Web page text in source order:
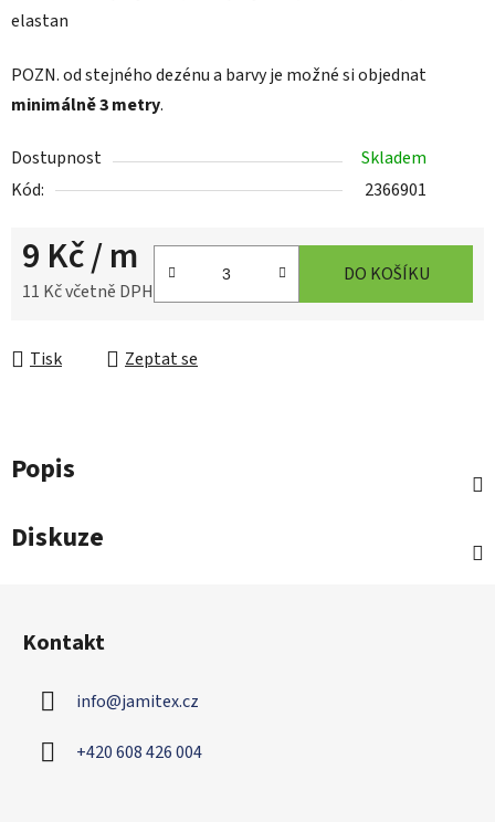
elastan
POZN.od stejného dezénu a barvy je možné si objednat
minimálně 3 metry.
Dostupnost
Skladem
Kód:
2366901
9 Kč/ m
11 Kč včetně DPH
DO KOŠÍKU
Tisk Zeptat se
Popis
Diskuze
Kontakt
info@jamitex.cz
+420 608 426 004